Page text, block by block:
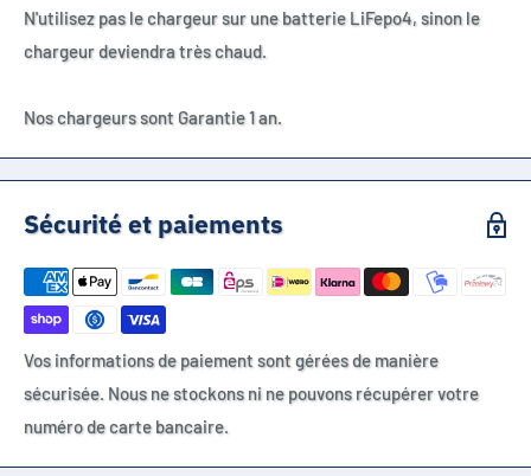
N'utilisez pas le chargeur sur une batterie LiFepo4, sinon le
chargeur deviendra très chaud.
Nos chargeurs sont Garantie 1 an.
Sécurité et paiements
Vos informations de paiement sont gérées de manière
sécurisée. Nous ne stockons ni ne pouvons récupérer votre
numéro de carte bancaire.